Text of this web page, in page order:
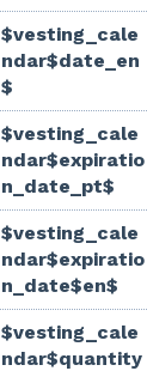
$vesting_cale
ndar$date_en
$
$vesting_cale
ndar$expiratio
n_date_pt$
$vesting_cale
ndar$expiratio
n_date$en$
$vesting_cale
ndar$quantity